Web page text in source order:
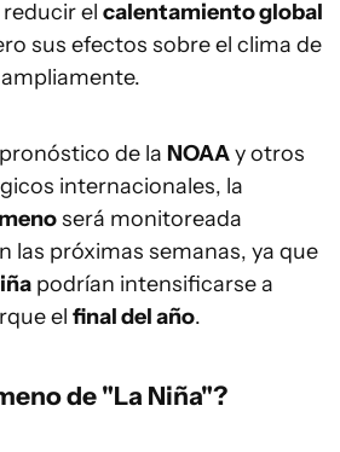
el calentamiento global
sus efectos sobre el clima de
de la NOAAy otros
internacionales, la
será monitoreada
las próximas semanas, ya que
podrían intensificarse a
el final del año.
de "La Niña"?